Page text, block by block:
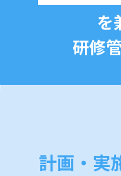
を
研修
計画・実